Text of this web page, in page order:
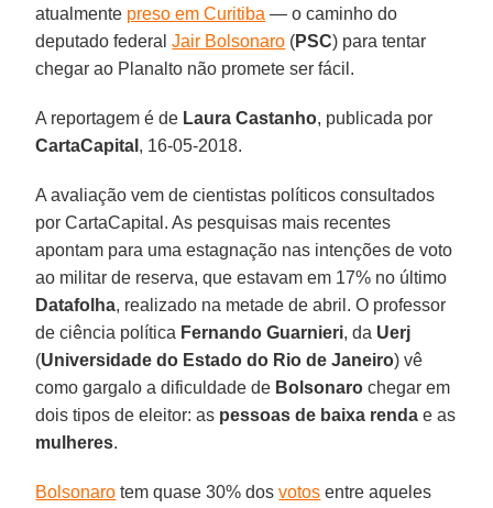
atualmente preso em Curitiba — o caminho do
deputado federalJair Bolsonaro (PSC) para tentar
chegar ao Planalto não promete ser fácil.
A reportagem é de Laura Castanho, publicada por
CartaCapital , 16-05-2018.
A avaliação vem de cientistas políticos consultados
por CartaCapital. As pesquisas mais recentes
apontam para uma estagnação nas intenções de voto
ao militar de reserva, que estavam em 17% no último
Datafolha, realizado na metade de abril. O professor
de ciência política Fernando Guarnieri, da Uerj
(Universidade do Estado do Rio de Janeiro) vê
como gargalo a dificuldade de Bolsonaro chegar em
dois tipos de eleitor: as pessoas de baixa renda e as
mulheres.
Bolsonaro tem quase 30% dosvotos entre aqueles